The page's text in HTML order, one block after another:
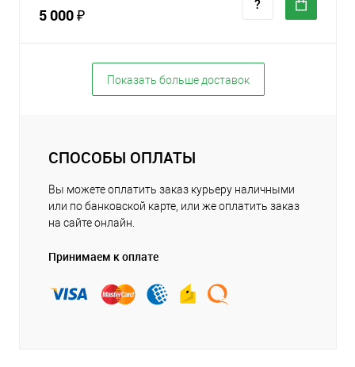
5 000 ₽
Показать больше доставок
СПОСОБЫ ОПЛАТЫ
Вы можете оплатить заказ курьеру наличными
или по банковской карте, или же оплатить заказ
на сайте онлайн.
Принимаем к оплате